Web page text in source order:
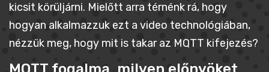
kicsit körüljárni. Mielőtt arra térnénk rá, hogy
hogyan alkalmazzuk ezt a video technológiában,
nézzük meg, hogy mit is takar az MQTT kifejezés?